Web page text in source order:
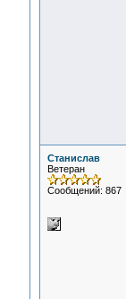
Станислав
Ветеран
Сообщений: 867